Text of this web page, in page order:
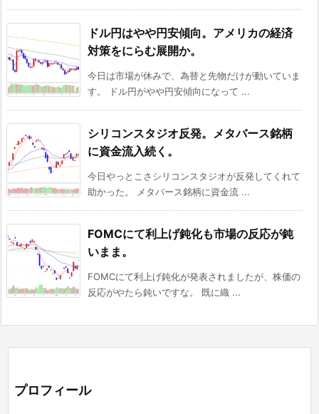
ドル円はやや円安傾向。アメリカの経済
対策をにらむ展開か。
今日は市場が休みで、為替と先物だけが動いていま
す。 ドル円がやや円安傾向になって ...
シリコンスタジオ反発。メタバース銘柄
に資金流入続く。
今日やっとこさシリコンスタジオが反発してくれて
助かった。 メタバース銘柄に資金流 ...
FOMCにて利上げ鈍化も市場の反応が鈍
いまま。
FOMCにて利上げ鈍化が発表されましたが、株価の
反応がやたら鈍いですな。 既に織 ...
プロフィール